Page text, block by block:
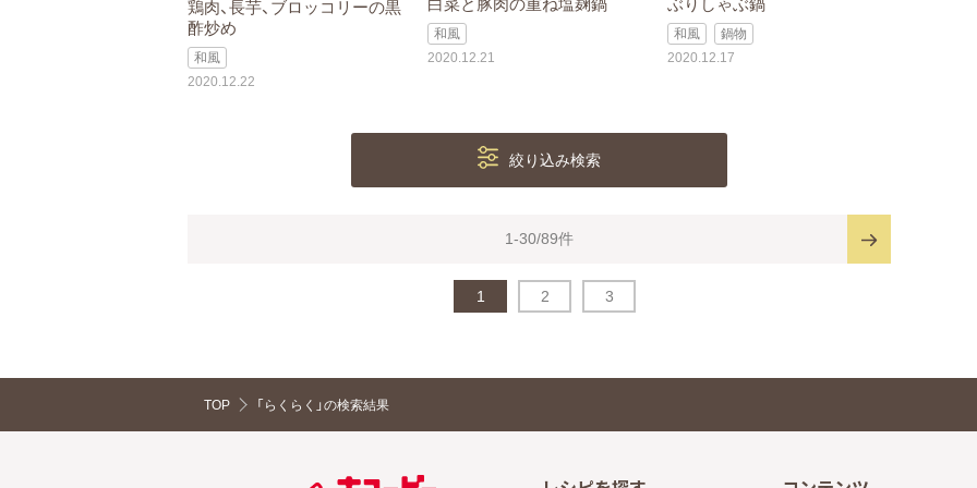
鶏肉、長芋、ブロッコリーの黒
酢炒め
和風
2020.12.22
白菜と豚肉の重ね塩麹鍋
和風
2020.12.21
ぶりしゃぶ鍋
和風
鍋物
2020.12.17
絞り込み検索
1-30/89件
1 2 3
TOP 「らくらく」の検索結果